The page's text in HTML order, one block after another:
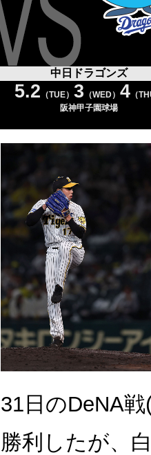
中日ドラゴンズ
5.2 （TUE） 3 （WED） 4（
阪神甲子園球場
31日のDeNA
勝利したが、